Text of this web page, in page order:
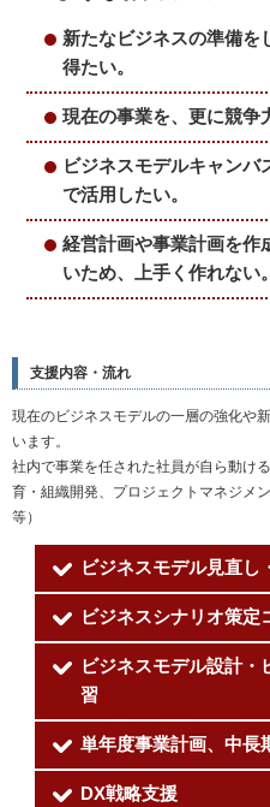
新たなビジネスの準備を
得たい。
現在の事業を、更に競争
ビジネスモデルキャンバ
で活用したい。
経営計画や事業計画を作
いため、上手く作れない。
支援内容・流れ
現在のビジネスモデルの一層の強化や
います。
社内で事業を任された社員が自ら動け
育・組織開発、プロジェクトマネジメ
等）
ビジネスモデル見直し
ビジネスシナリオ策定
ビジネスモデル設計・
習
単年度事業計画、中長
DX戦略支援